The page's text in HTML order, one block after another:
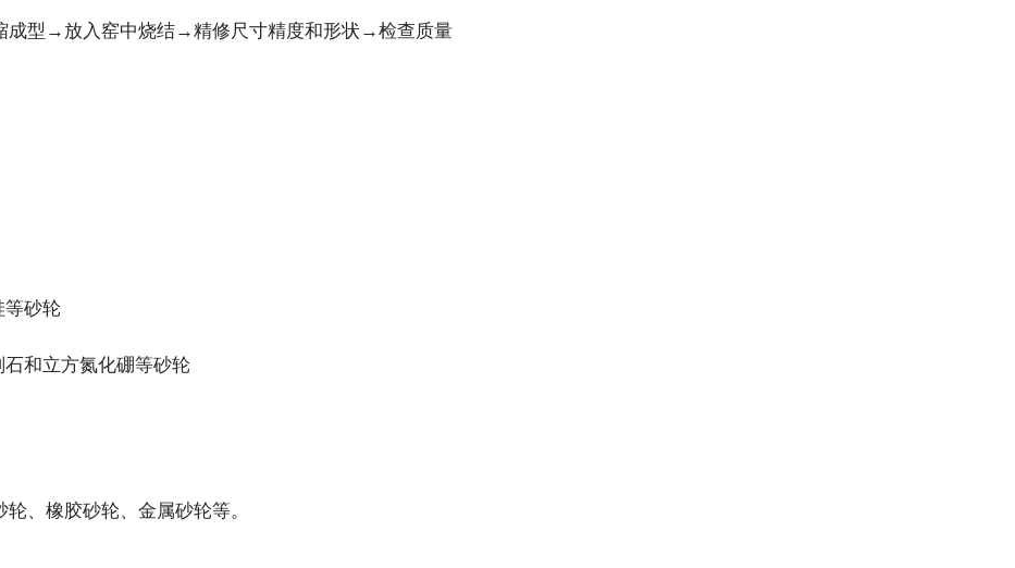
成型→放入窑中烧结→精修尺寸精度和形状→检查质量
砂轮
和立方氮化硼等砂轮
、橡胶砂轮、金属砂轮等。